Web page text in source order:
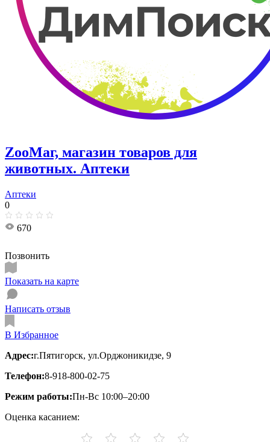
ZooМаг, магазин товаров для
животных. Аптеки
Аптеки
0
670
Позвонить
Показать на карте
Написать отзыв
В Избранное
Адрес:г.Пятигорск, ул.Орджоникидзе, 9
Телефон:8-918-800-02-75
Режим работы:Пн-Вс 10:00–20:00
Оценка касанием: